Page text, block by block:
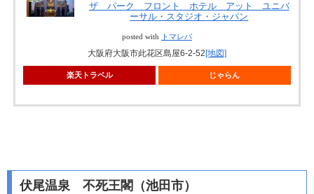
ザ パーク フロント ホテル アット ユニバ
ーサル・スタジオ・ジャパン
posted with トマレバ
大阪府大阪市此花区島屋6-2-52 [地図]
楽天トラベル じゃらん
伏尾温泉 不死王閣（池田市）